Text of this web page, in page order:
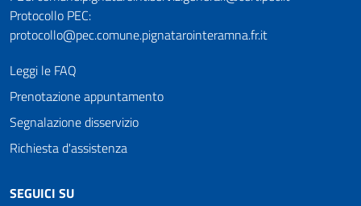
Protocollo PEC:
protocollo@pec.comune.pignatarointeramna.fr.it
Leggi le FAQ
Prenotazione appuntamento
Segnalazione disservizio
Richiesta d'assistenza
SEGUICI SU